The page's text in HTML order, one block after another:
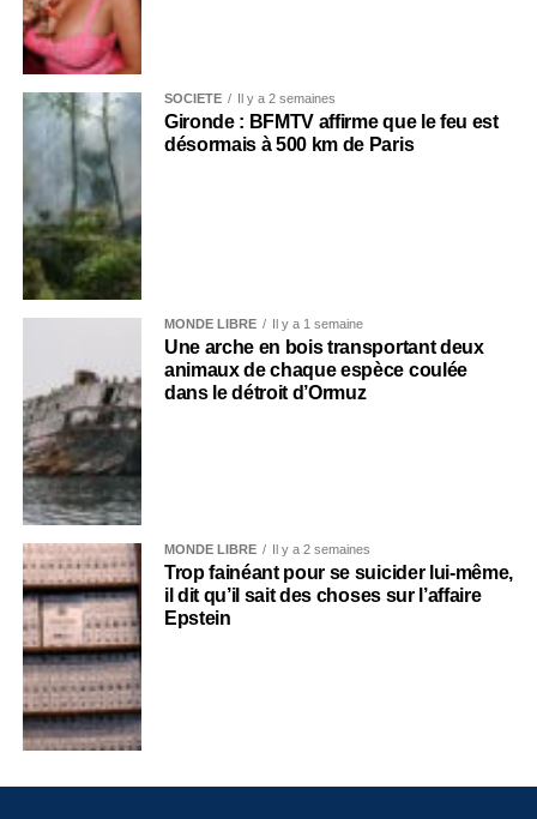
SOCIÉTÉ Il y a 2 semaines
Gironde : BFMTV affirme que le feu est
désormais à 500 km de Paris
MONDE LIBRE Il y a 1 semaine
Une arche en bois transportant deux
animaux de chaque espèce coulée
dans le détroit d’Ormuz
MONDE LIBRE Il y a 2 semaines
Trop fainéant pour se suicider lui-même,
il dit qu’il sait des choses sur l’affaire
Epstein